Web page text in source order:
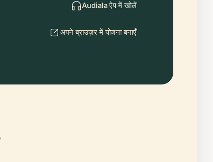
Audiala ऐप में खोलें
अपने ब्राउज़र में योजना बनाएँ